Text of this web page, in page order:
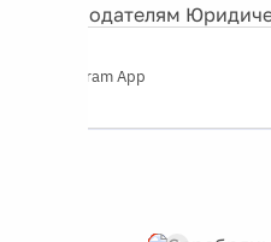
Рекламодателям
Telegram App